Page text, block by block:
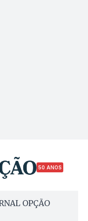
50 ANOS
OPÇÃO